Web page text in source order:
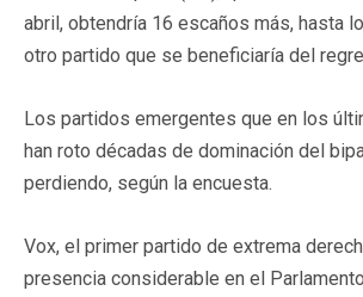
abril, obtendría 16 escaños más, hasta
otro partido que se beneficiaría del
Los partidos emergentes que en los
han roto décadas de dominación del
perdiendo, según la encuesta.
Vox, el primer partido de extrema
presencia considerable en el